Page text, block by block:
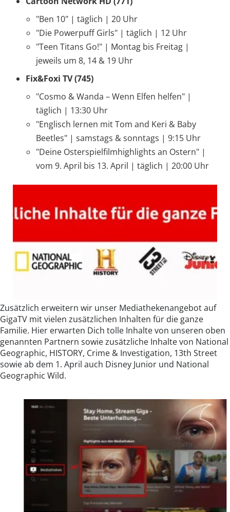
"Ben 10" | täglich | 20 Uhr
"Die Powerpuff Girls" | täglich | 12 Uhr
"Teen Titans Go!" | Montag bis Freitag |
jeweils um 8, 14 & 19 Uhr
Fix&Foxi TV (745)
"Cosmo & Wanda – Wenn Elfen helfen" |
täglich | 13:30 Uhr
"Englisch lernen mit Tom and Keri & Baby
Beetles" | samstags & sonntags | 9:15 Uhr
"Deine Osterspielfilmhighlights an Ostern" |
vom 9. April bis 13. April | täglich | 20:00 Uhr
Zusätzlich erweitern wir unser Mediathekenangebot auf
GigaTV mit vielen zusätzlichen Inhalten für die ganze
Familie. Hier erwarten Dich tolle Inhalte von unseren oben
genannten Partnern sowie zusätzliche Inhalte von National
Geographic, HISTORY, Crime & Investigation, 13th Street
sowie ab dem 1. April auch Disney Junior und National
Geographic Wild.